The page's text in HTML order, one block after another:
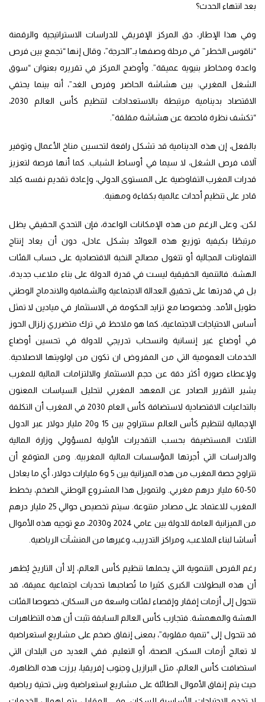
بعد انتهاء الحدث؟
وفي هذا الإطار، دق المركز الإفريقي للدراسات الاستراتيجية والرقمنة
“ناقوس الخطر” في مرحلة وصفها بـ”الحرجة”، وقال إنها “تجمع بين فرص
واعدة ومخاطر بنيوية عميقة”. وأوضح المركز في تقريره بعنوان “سوق
الشغل المغربي: بين هشاشة الحاضر وفرص الغد”، أنه بينما يحتفي
الاقتصاد بدينامية مرتبطة بالاستعدادات لتنظيم كأس العالم 2030،
“تكشف نظرة فاحصة عن هشاشة مقلقة”.
بالفعل، إن هذه الدينامية قد تشكل رافعة لتحسين مناخ الأعمال وتوفير
آلاف فرص الشغل، لا سيما في أوساط الشباب. كما أنها فرصة لتعزيز
قدرات المغرب التفاوضية على المستوى الدولي، وإعادة تقديم نفسه كبلد
قادر على تنظيم أحداث عالمية بكفاءة ومهنية.
لكن، وعلى الرغم من هذه الإمكانات الواعدة، فإن التحدي الحقيقي يظل
مرتبطًا بكيفية توزيع هذه العوائد بشكل عادل، دون أن يعاد إنتاج
التفاوتات المجالية أو تتغول مصالح النخبة الاقتصادية على حساب الفئات
الهشة. فالتنمية الحقيقية ليست في قدرة الدولة على بناء ملاعب جديدة،
بل في قدرتها على تحقيق العدالة الاجتماعية والشفافية والاندماج الوطني
طويل الأمد. وخصوصا مع تزايد الحكومة في الاستثمار في ميادين لا تمثل
أساس الاحتياجات الاجتماعية، كما هو ملاحظ في ترك متضرري زلزال الحوز
في أوضاع غير إنسانية وانسحاب تدريجي للدولة في تحسين أوضاع
الخدمات العمومية التي من المفروض ان تكون من اولويتها الاصلاحية.
ولإعطاء صورة أكثر دقة عن حجم الاستثمار والالتزامات المالية للمغرب
يشير التقرير الصادر عن المعهد المغربي لتحليل السياسات المعنون
بالتداعيات الاقتصادية لاستضافة كأس العام 2030 في المغرب أن التكلفة
الإجمالية لتنظيم كأس العالم ستتراوح بين 15 و20 مليار دولار عبر الدول
الثلاث المستضيفة بحسب التقديرات الأولية لمسؤولي وزارة المالية
والدراسات التي أجرتها المؤسسات المالية المغربية. ومن المتوقع أن
تتراوح حصة المغرب من هذه الميزانية بين 5 و6 مليارات دولار، أي ما يعادل
50-60 مليار درهم مغربي. ولتمويل هذا المشروع الوطني الضخم، يخطط
المغرب للاعتماد على مصادر متنوعة. سيتم تخصيص حوالي 25 مليار درهم
من الميزانية العامة للدولة بين عامي 2024 و2030، مع توجيه هذه الأموال
أساسًا لبناء الملاعب، ومراكز التدريب، وغيرها من المنشآت الرياضية.
رغم الفرص التنموية التي يحملها تنظيم كأس العالم، إلا أن التاريخ يُظهر
أن هذه البطولات الكبرى كثيرا ما تُصاحبها تحديات اجتماعية عميقة، قد
تتحول إلى أزمات إفقار وإقصاء لفئات واسعة من السكان، خصوصا الفئات
الهشة والمهمشة. فتجارب كأس العالم السابقة تثبت أن هذه التظاهرات
قد تتحول إلى “تنمية مقلوبة”، بمعنى إنفاق ضخم على مشاريع استعراضية
لا تعالج أزمات السكن، الصحة، أو التعليم. ففي العديد من البلدان التي
استضافت كأس العالم، مثل البرازيل وجنوب إفريقيا، برزت هذه الظاهرة،
حيث يتم إنفاق الأموال الطائلة على مشاريع استعراضية وبنى تحتية رياضية